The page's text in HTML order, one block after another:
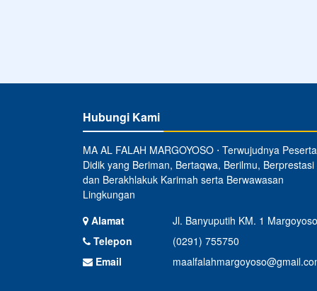
Hubungi Kami
MA AL FALAH MARGOYOSO ⋅ Terwujudnya Peserta
Didik yang Beriman, Bertaqwa, Berilmu, Berprestasi
dan Berakhlakuk Karimah serta Berwawasan
Lingkungan
Alamat
Jl. Banyuputih KM. 1 Margoyoso
Telepon
(0291) 755750
Email